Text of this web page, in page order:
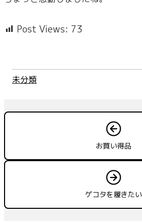
Post Views: 73
未分類
お買い得品
ゲコタを履きたい